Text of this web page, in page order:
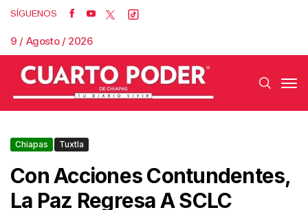
SÍGUENOS
9 / Agosto / 2026
Chiapas Tuxtla
Con Acciones Contundentes,
La Paz Regresa A SCLC